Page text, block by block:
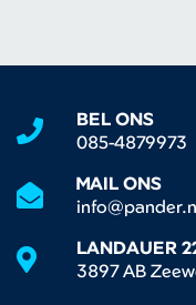
BEL ONS
085-4879973
MAIL ONS
LANDAUER
3897 AB